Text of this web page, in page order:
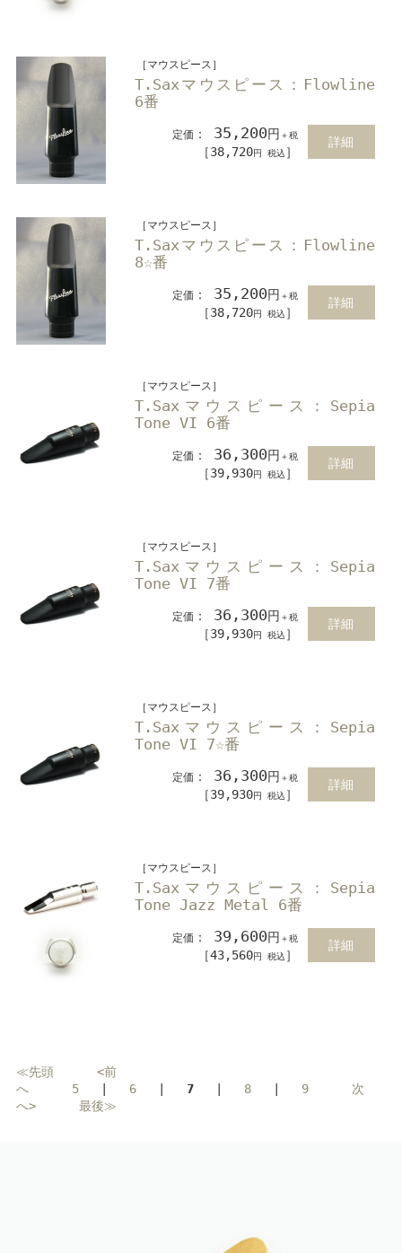
［マウスピース］
T.Saxマウスピース：Flowline
6番
定価 ： 35,200円 ＋税
［38,720円 税込 ］
詳細
［マウスピース］
T.Saxマウスピース：Flowline
8☆番
定価 ： 35,200円 ＋税
［38,720円 税込 ］
詳細
［マウスピース］
T.Saxマウスピース：Sepia
Tone VI 6番
定価 ： 36,300円 ＋税
［39,930円 税込 ］
詳細
［マウスピース］
T.Saxマウスピース：Sepia
Tone VI 7番
定価 ： 36,300円 ＋税
［39,930円 税込 ］
詳細
［マウスピース］
T.Saxマウスピース：Sepia
Tone VI 7☆番
定価 ： 36,300円 ＋税
［39,930円 税込 ］
詳細
［マウスピース］
T.Saxマウスピース：Sepia
Tone Jazz Metal 6番
定価 ： 39,600円 ＋税
［43,560円 税込 ］
詳細
≪先頭
<前
へ
5| 6| 7| 8| 9
次
へ>
最後≫